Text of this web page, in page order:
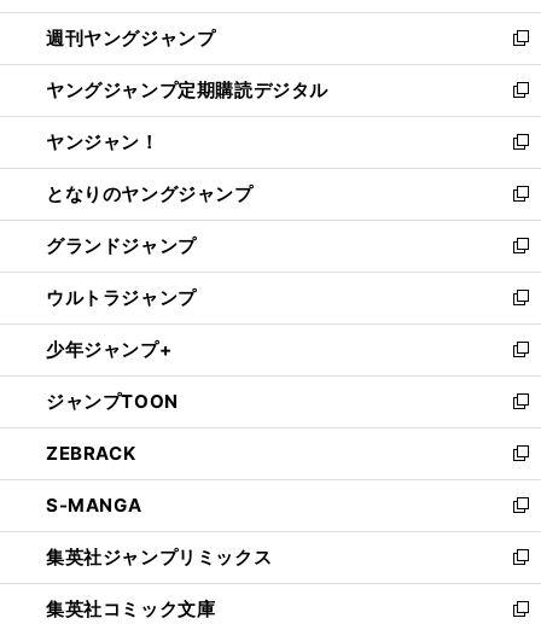
開
く
ウ
で
開
く
ン
ド
ウ
で
開
く
ウ
ィ
ン
ド
ウ
で
開
く
週刊ヤングジャンプ
新
し
い
ウ
ィ
ン
ド
ウ
で
開
く
ヤングジャンプ定期購読デジタル
新
し
い
ウ
ィ
ン
ド
ウ
で
開
く
ヤンジャン！
新
し
い
ウ
ィ
ン
ド
ウ
で
開
く
となりのヤングジャンプ
新
し
い
ウ
ィ
ン
ド
ウ
で
開
く
グランドジャンプ
新
し
い
ウ
ィ
ン
ド
ウ
で
開
く
ウルトラジャンプ
新
し
い
ウ
ィ
ン
ド
ウ
で
開
く
少年ジャンプ+
新
し
い
ウ
ィ
ン
ド
ウ
で
開
く
ジャンプTOON
新
し
い
ウ
ィ
ン
ド
ウ
で
ZEBRACK
新
し
い
ウ
ィ
ン
ド
S-MANGA
新
し
い
ウ
ィ
集英社ジャンプリミックス
新
し
い
集英社コミック文庫 新